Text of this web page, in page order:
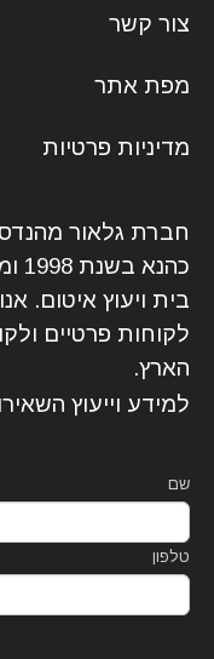
צור קשר
מפת אתר
מדיניות פרטיות
חברת גלאור
בית ויעוץ איטום.
לקוחות פרטיים
הארץ.
למידע וייעוץ
שם
טלפון